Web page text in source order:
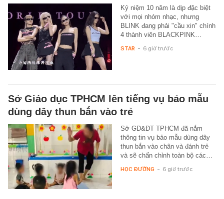
Kỷ niệm 10 năm là dịp đặc biệt
với mọi nhóm nhạc, nhưng
BLINK đang phải "cầu xin" chính
4 thành viên BLACKPINK…
STAR - 6 giờ trước
Sở Giáo dục TPHCM lên tiếng vụ bảo mẫu
dùng dây thun bắn vào trẻ
Sở GD&ĐT TPHCM đã nắm
thông tin vụ bảo mẫu dùng dây
thun bắn vào chân và đánh trẻ
và sẽ chấn chỉnh toàn bộ các…
HỌC ĐƯỜNG - 6 giờ trước